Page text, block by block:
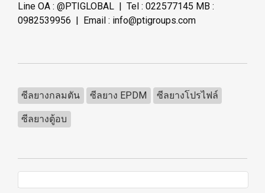
Line OA : @PTIGLOBAL | Tel : 022577145 MB :
0982539956 | Email : info@ptigroups.com
ซีลยางกลมตัน ซีลยาง EPDM ซีลยางโปรไฟล์
ซีลยางตู้อบ